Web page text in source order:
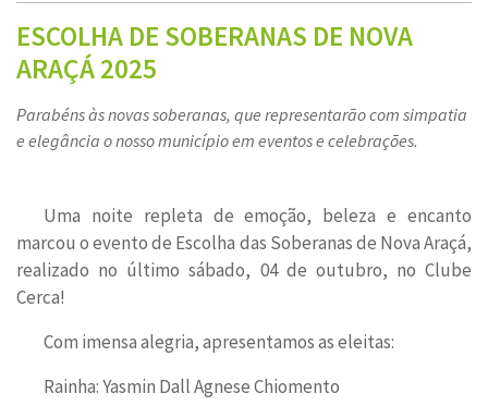
ESCOLHA DE SOBERANAS DE NOVA
ARAÇÁ 2025
Parabéns às novas soberanas, que representarão com simpatia
e elegância o nosso município em eventos e celebrações.
Uma noite repleta de emoção, beleza e encanto
marcou o evento de Escolha das Soberanas de Nova Araçá,
realizado no último sábado, 04 de outubro, no Clube
Cerca!
Com imensa alegria, apresentamos as eleitas:
Rainha: Yasmin Dall Agnese Chiomento